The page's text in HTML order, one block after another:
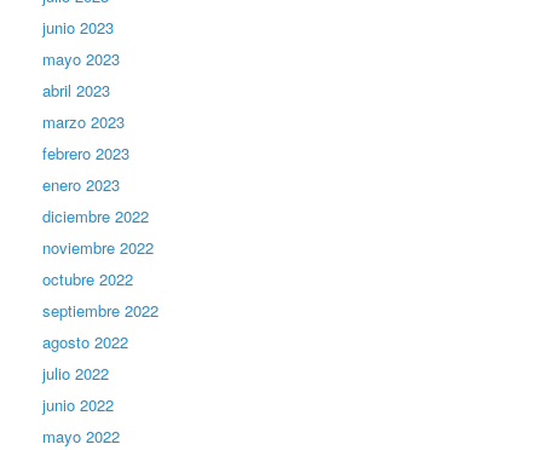
junio 2023
mayo 2023
abril 2023
marzo 2023
febrero 2023
enero 2023
diciembre 2022
noviembre 2022
octubre 2022
septiembre 2022
agosto 2022
julio 2022
junio 2022
mayo 2022